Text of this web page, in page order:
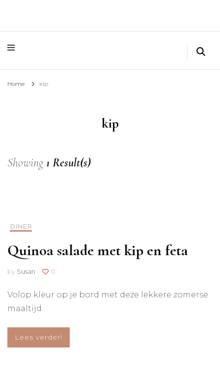
Home kip
kip
Showing1 Result(s)
DINER
Quinoa salade met kip en feta
by Susan 0
Volop kleur op je bord met deze lekkere zomerse
maaltijd.
Lees verder!